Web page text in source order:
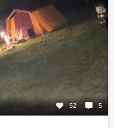
52 5